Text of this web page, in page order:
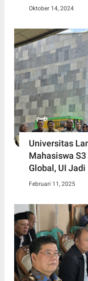
Oktober 14, 2024
Universitas
Mahasiswa
Global, UI
Februari 11, 2025